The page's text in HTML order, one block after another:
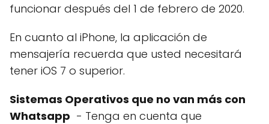
funcionar después del 1 de febrero de 2020.
En cuanto al iPhone, la aplicación de
mensajería recuerda que usted necesitará
tener iOS 7 o superior.
Sistemas Operativos que no van más con
Whatsapp - Tenga en cuenta que